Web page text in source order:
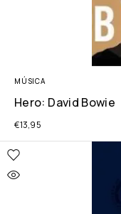
MÚSICA
Hero: David Bowie
€13,95